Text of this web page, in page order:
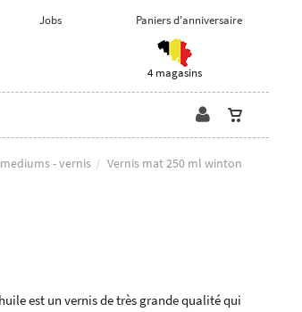
Jobs Paniers d'anniversaire
4 magasins
mediums - vernis Vernis mat 250 ml winton
est un vernis de très grande qualité qui